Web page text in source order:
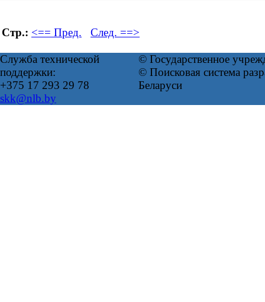
Стр.: <== Пред. След. ==>
Служба технической
поддержки:
+375 17 293 29 78
skk@nlb.by
© Государственное
© Поисковая система
Беларуси